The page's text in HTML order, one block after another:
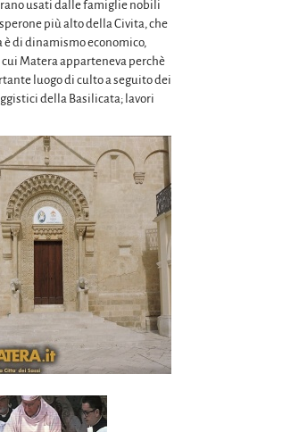
usati dalle famiglie nobili
più alto della Civita, che
di dinamismo economico,
Matera apparteneva perchè
luogo di culto a seguito dei
della Basilicata; lavori